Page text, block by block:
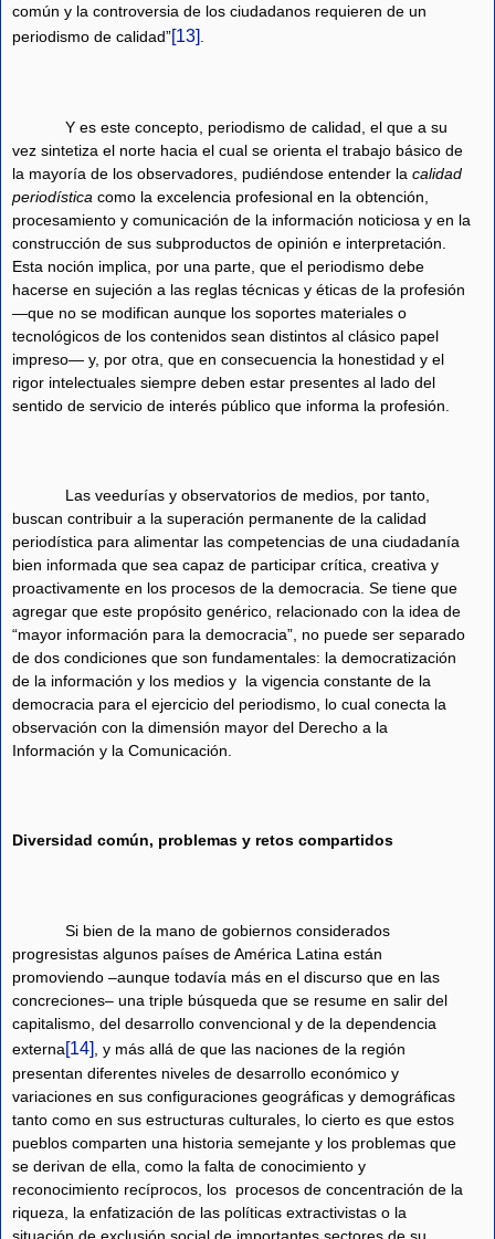
común y la controversia de los ciudadanos requieren de un
periodismo de calidad”[13]
Y es este concepto, periodismo de calidad, el que a su
vez sintetiza el norte hacia el cual se orienta el trabajo básico de
la mayoría de los observadores, pudiéndose entender la calidad
periodística como la excelencia profesional en la obtención,
procesamiento y comunicación de la información noticiosa y en la
construcción de sus subproductos de opinión e interpretación.
Esta noción implica, por una parte, que el periodismo debe
hacerse en sujeción a las reglas técnicas y éticas de la profesión
—que no se modifican aunque los soportes materiales o
tecnológicos de los contenidos sean distintos al clásico papel
impreso— y, por otra, que en consecuencia la honestidad y el
rigor intelectuales siempre deben estar presentes al lado del
sentido de servicio de interés público que informa la profesión.
Las veedurías y observatorios de medios, por tanto,
buscan contribuir a la superación permanente de la calidad
periodística para alimentar las competencias de una ciudadanía
bien informada que sea capaz de participar crítica, creativa y
proactivamente en los procesos de la democracia. Se tiene que
agregar que este propósito genérico, relacionado con la idea de
“mayor información para la democracia”, no puede ser separado
de dos condiciones que son fundamentales: la democratización
de la información y los medios y la vigencia constante de la
democracia para el ejercicio del periodismo, lo cual conecta la
observación con la dimensión mayor del Derecho a la
Información y la Comunicación.
Diversidad común, problemas y retos compartidos
Si bien de la mano de gobiernos considerados
progresistas algunos países de América Latina están
promoviendo –aunque todavía más en el discurso que en las
concreciones– una triple búsqueda que se resume en salir del
capitalismo, del desarrollo convencional y de la dependencia
externa[14]
, y más allá de que las naciones de la región
presentan diferentes niveles de desarrollo económico y
variaciones en sus configuraciones geográficas y demográficas
tanto como en sus estructuras culturales, lo cierto es que estos
pueblos comparten una historia semejante y los problemas que
se derivan de ella, como la falta de conocimiento y
reconocimiento recíprocos, los procesos de concentración de la
riqueza, la enfatización de las políticas extractivistas o la
situación de exclusión social de importantes sectores de su